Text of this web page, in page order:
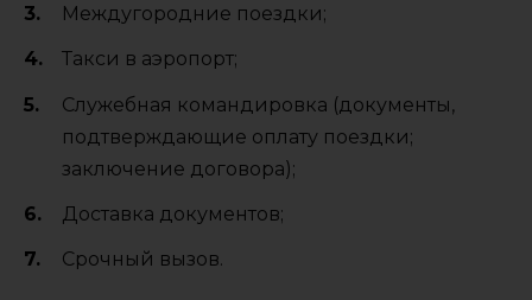
Междугородние поездки;
Такси в аэропорт;
Служебная командировка (документы,
подтверждающие оплату поездки;
заключение договора);
Доставка документов;
Срочный вызов.